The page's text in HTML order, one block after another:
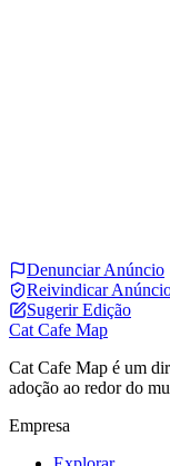
Denunciar Anúncio
Reivindicar
Sugerir Edição
Cat Cafe Map
Cat Cafe Map é um
adoção ao redor do
Empresa